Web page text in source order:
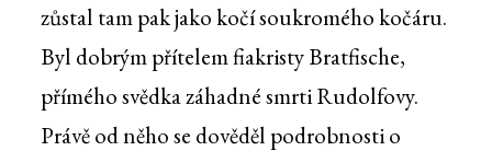
zůstal tam pak jako kočí soukromého kočáru.
Byl dobrým přítelem fiakristy Bratfische,
přímého svědka záhadné smrti Rudolfovy.
Právě od něho se dověděl podrobnosti o